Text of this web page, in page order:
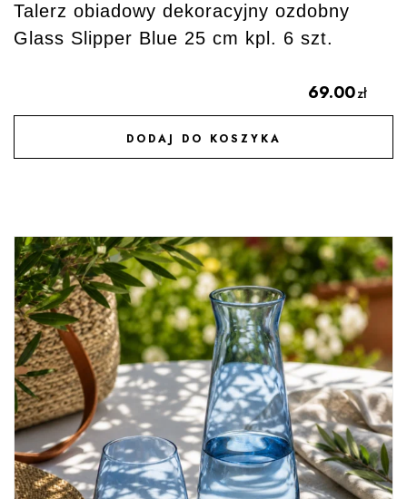
Talerz obiadowy dekoracyjny ozdobny
Glass Slipper Blue 25 cm kpl. 6 szt.
69.00zł
DODAJ DO KOSZYKA
DODAJ DO ULUBIONYCH